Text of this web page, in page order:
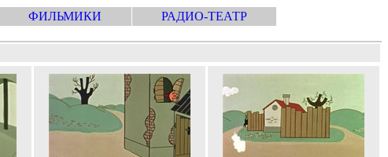
ФИЛЬМИКИ РАДИО-ТЕАТР